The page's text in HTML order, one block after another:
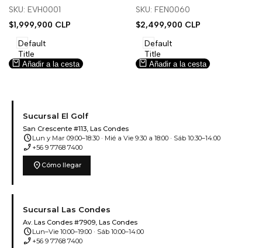
deseos.
SKU: EVH0001
Precio
venta
$1,999,900 CLP
Default
Title
Añadir a la cesta
deseos.
SKU: FEN0060
Precio
venta
$2,499,900 CLP
Default
Title
Añadir a la cesta
Sucursal El Golf
San Crescente #113, Las Condes
scheduleLun y Mar 09:00–18:30 · Mié a Vie 9:30 a 18:00 · Sáb 10:30–14:00
phone_enabled +56 9 7768 7400
location_on Cómo llegar
Sucursal Las Condes
Av. Las Condes #7909, Las Condes
scheduleLun–Vie 10:00–19:00 · Sáb 10:00–14:00
phone_enabled +56 9 7768 7400